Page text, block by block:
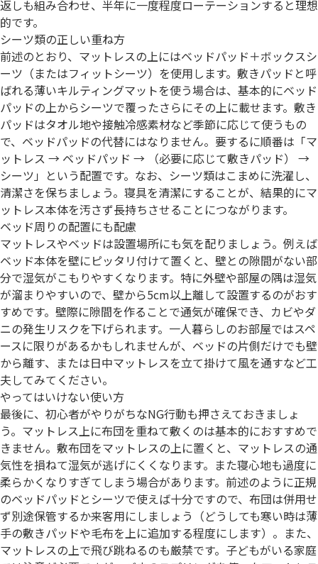
返しも組み合わせ、半年に一度程度ローテーションすると理想
的です。
シーツ類の正しい重ね方
前述のとおり、マットレスの上にはベッドパッド＋ボックスシ
ーツ（またはフィットシーツ）を使用します。敷きパッドと呼
ばれる薄いキルティングマットを使う場合は、基本的にベッド
パッドの上からシーツで覆ったさらにその上に載せます。敷き
パッドはタオル地や接触冷感素材など季節に応じて使うもの
で、ベッドパッドの代替にはなりません。要するに順番は「マ
ットレス → ベッドパッド → （必要に応じて敷きパッド） →
シーツ」という配置です。なお、シーツ類はこまめに洗濯し、
清潔さを保ちましょう。寝具を清潔にすることが、結果的にマ
ットレス本体を汚さず長持ちさせることにつながります。
ベッド周りの配置にも配慮
マットレスやベッドは設置場所にも気を配りましょう。例えば
ベッド本体を壁にピッタリ付けて置くと、壁との隙間がない部
分で湿気がこもりやすくなります。特に外壁や部屋の隅は湿気
が溜まりやすいので、壁から5cm以上離して設置するのがおす
すめです。壁際に隙間を作ることで通気が確保でき、カビやダ
ニの発生リスクを下げられます。一人暮らしのお部屋ではスペ
ースに限りがあるかもしれませんが、ベッドの片側だけでも壁
から離す、または日中マットレスを立て掛けて風を通すなど工
夫してみてください。
やってはいけない使い方
最後に、初心者がやりがちなNG行動も押さえておきましょ
う。マットレス上に布団を重ねて敷くのは基本的におすすめで
きません。敷布団をマットレスの上に置くと、マットレスの通
気性を損ねて湿気が逃げにくくなります。また寝心地も過度に
柔らかくなりすぎてしまう場合があります。前述のように正規
のベッドパッドとシーツで使えば十分ですので、布団は併用せ
ず別途保管するか来客用にしましょう（どうしても寒い時は薄
手の敷きパッドや毛布を上に追加する程度にします）。また、
マットレスの上で飛び跳ねるのも厳禁です。子どもがいる家庭